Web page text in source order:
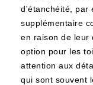
d'étanchéité, par
supplémentaire
en raison de leur
option pour les
attention aux
qui sont souvent